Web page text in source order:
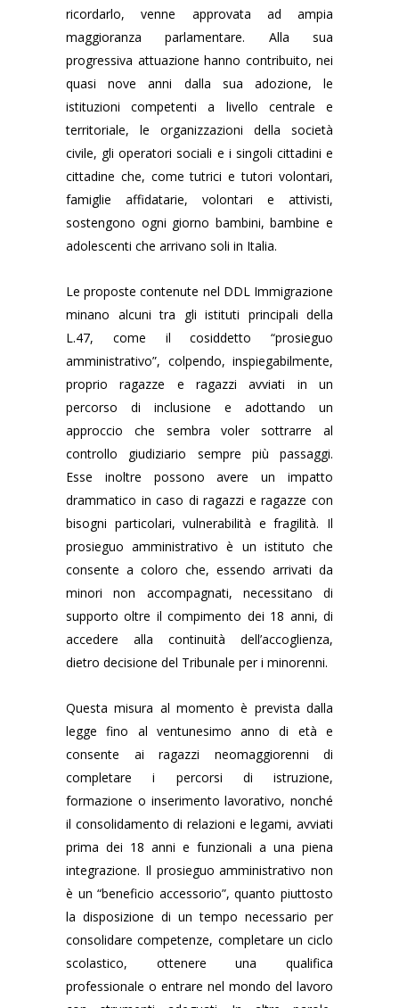
ricordarlo, venne approvata ad ampia
maggioranza parlamentare. Alla sua
progressiva attuazione hanno contribuito, nei
quasi nove anni dalla sua adozione, le
istituzioni competenti a livello centrale e
territoriale, le organizzazioni della società
civile, gli operatori sociali e i singoli cittadini e
cittadine che, come tutrici e tutori volontari,
famiglie affidatarie, volontari e attivisti,
sostengono ogni giorno bambini, bambine e
adolescenti che arrivano soli in Italia.
Le proposte contenute nel DDL Immigrazione
minano alcuni tra gli istituti principali della
L.47, come il cosiddetto “prosieguo
amministrativo”, colpendo, inspiegabilmente,
proprio ragazze e ragazzi avviati in un
percorso di inclusione e adottando un
approccio che sembra voler sottrarre al
controllo giudiziario sempre più passaggi.
Esse inoltre possono avere un impatto
drammatico in caso di ragazzi e ragazze con
bisogni particolari, vulnerabilità e fragilità. Il
prosieguo amministrativo è un istituto che
consente a coloro che, essendo arrivati da
minori non accompagnati, necessitano di
supporto oltre il compimento dei 18 anni, di
accedere alla continuità dell’accoglienza,
dietro decisione del Tribunale per i minorenni.
Questa misura al momento è prevista dalla
legge fino al ventunesimo anno di età e
consente ai ragazzi neomaggiorenni di
completare i percorsi di istruzione,
formazione o inserimento lavorativo, nonché
il consolidamento di relazioni e legami, avviati
prima dei 18 anni e funzionali a una piena
integrazione. Il prosieguo amministrativo non
è un “beneficio accessorio”, quanto piuttosto
la disposizione di un tempo necessario per
consolidare competenze, completare un ciclo
scolastico, ottenere una qualifica
professionale o entrare nel mondo del lavoro